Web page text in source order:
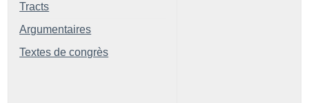
Tracts
Argumentaires
Textes de congrès